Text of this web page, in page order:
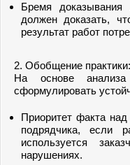
Бремя
должен доказать,
результат работ
2. Обобщение
На основе
сформулировать
Приоритет факта
подрядчика, если
используется
нарушениях.